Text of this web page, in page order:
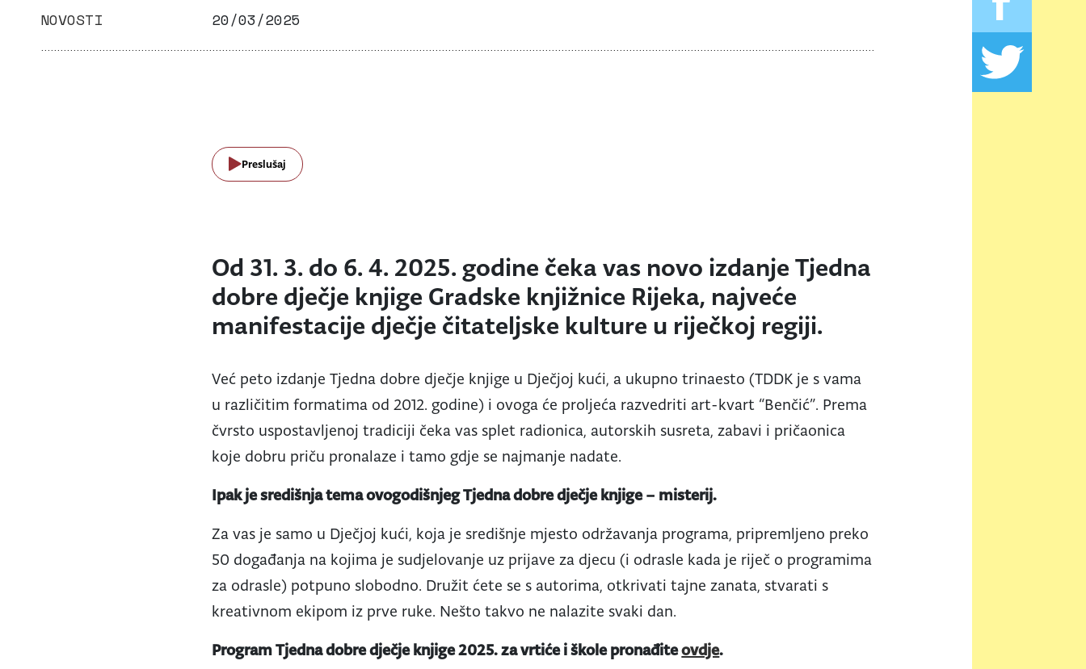
NOVOSTI 20/03/2025
Preslušaj
Od 31. 3. do 6. 4. 2025. godine čeka vas novo izdanje Tjedna
dobre dječje knjige Gradske knjižnice Rijeka, najveće
manifestacije dječje čitateljske kulture u riječkoj regiji.
Već peto izdanje Tjedna dobre dječje knjige u Dječjoj kući, a ukupno trinaesto (TDDK je s vama
u različitim formatima od 2012. godine) i ovoga će proljeća razvedriti art-kvart “Benčić”. Prema
čvrsto uspostavljenoj tradiciji čeka vas splet radionica, autorskih susreta, zabavi i pričaonica
koje dobru priču pronalaze i tamo gdje se najmanje nadate.
Ipak je središnja tema ovogodišnjeg Tjedna dobre dječje knjige – misterij.
Za vas je samo u Dječjoj kući, koja je središnje mjesto održavanja programa, pripremljeno preko
50 događanja na kojima je sudjelovanje uz prijave za djecu (i odrasle kada je riječ o programima
za odrasle) potpuno slobodno. Družit ćete se s autorima, otkrivati tajne zanata, stvarati s
kreativnom ekipom iz prve ruke. Nešto takvo ne nalazite svaki dan.
Program Tjedna dobre dječje knjige 2025. za vrtiće i škole pronađiteovdje.